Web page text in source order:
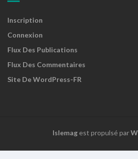
Inscription
Connexion
Flux Des Publications
Flux Des Commentaires
Site De WordPress-FR
Islemagest propulsé par